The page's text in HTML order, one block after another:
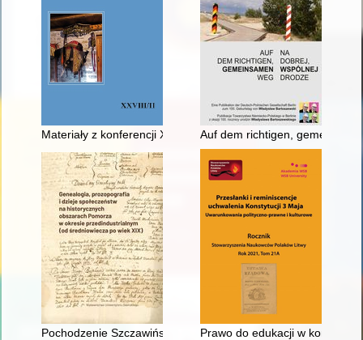
Materiały z konferencji XX Balcanicum (22-23 X 2021) : I.
Auf dem richtigen,
Pochodzenie Szczawińskich herbu Dąbrowa z Prus
Prawo do edukacji w